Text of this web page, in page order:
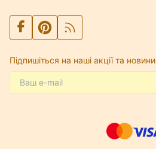
Підпишіться на наші акції та новини